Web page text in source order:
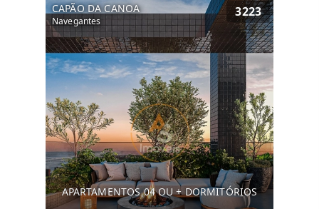
CAPÃO DA CANOA
Navegantes
3223
APARTAMENTOS 04 OU + DORMITÓRIOS